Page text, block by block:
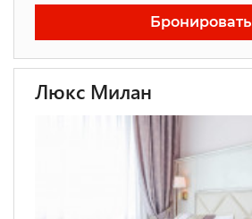
Бронировать
Люкс Милан